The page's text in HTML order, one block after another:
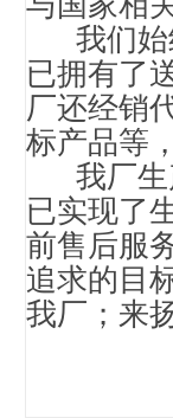
我们始
已拥有了
厂还经销
标产品等
我厂生
已实现了
前售后服
追求的目
我厂；来